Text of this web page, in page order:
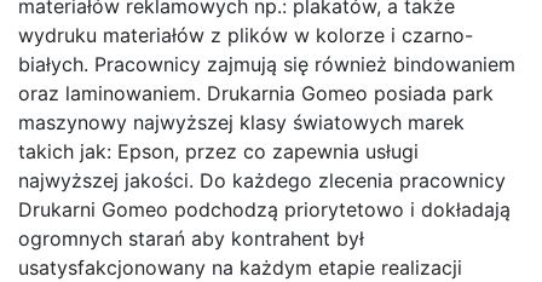
materiałów reklamowych np.: plakatów, a także
wydruku materiałów z plików w kolorze i czarno-
białych. Pracownicy zajmują się również bindowaniem
oraz laminowaniem. Drukarnia Gomeo posiada park
maszynowy najwyższej klasy światowych marek
takich jak: Epson, przez co zapewnia usługi
najwyższej jakości. Do każdego zlecenia pracownicy
Drukarni Gomeo podchodzą priorytetowo i dokładają
ogromnych starań aby kontrahent był
usatysfakcjonowany na każdym etapie realizacji